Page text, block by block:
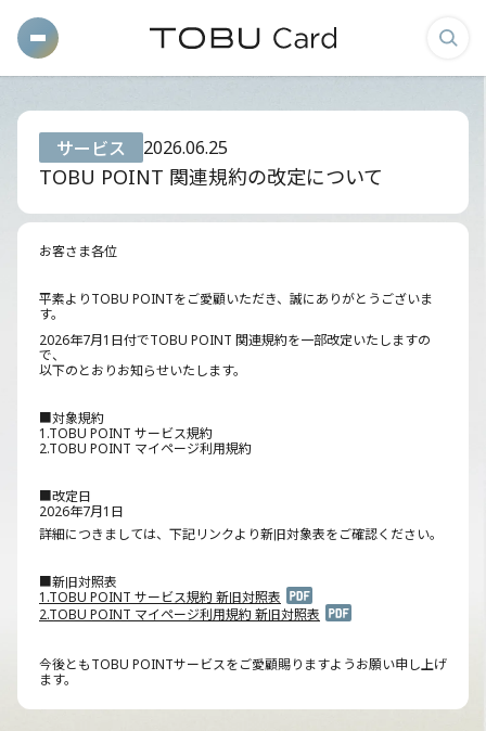
メ
ニ
ュ
を
検
索
画
表
TOBU POINT 関連規約の改定について
サービス 2026.06.25
お客さま各位
平素よりTOBU POINTをご愛顧いただき、誠にありがとうございま
す。
2026年7月1日付でTOBU POINT 関連規約を一部改定いたしますの
で、
以下のとおりお知らせいたします。
■対象規約
1.TOBU POINT サービス規約
2.TOBU POINT マイページ利用規約
■改定日
2026年7月1日
詳細につきましては、下記リンクより新旧対象表をご確認ください。
■新旧対照表
1.TOBU POINT サービス規約 新旧対照表
2.TOBU POINT マイページ利用規約 新旧対照表
今後ともTOBU POINTサービスをご愛顧賜りますようお願い申し上げ
ます。